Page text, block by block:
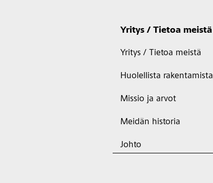
Yritys / Tietoa meistä
Yritys / Tietoa meistä
Huolellista rakentamista
Missio ja arvot
Meidän historia
Johto